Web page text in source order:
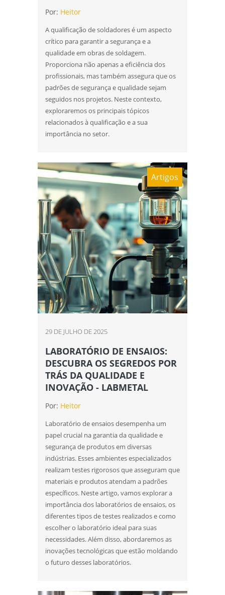
Por: Heitor
A qualificação de soldadores é um aspecto
crítico para garantir a segurança e a
qualidade em obras de soldagem.
Proporciona não apenas a eficiência dos
profissionais, mas também assegura que os
padrões de segurança e qualidade sejam
seguidos nos projetos. Neste contexto,
exploraremos os principais tópicos
relacionados à qualificação e a sua
importância no setor.
Artigos
29 DE JULHO DE 2025
LABORATÓRIO DE ENSAIOS:
DESCUBRA OS SEGREDOS POR
TRÁS DA QUALIDADE E
INOVAÇÃO - LABMETAL
Por: Heitor
Laboratório de ensaios desempenha um
papel crucial na garantia da qualidade e
segurança de produtos em diversas
indústrias. Esses ambientes especializados
realizam testes rigorosos que asseguram que
materiais e produtos atendam a padrões
específicos. Neste artigo, vamos explorar a
importância dos laboratórios de ensaios, os
diferentes tipos de testes realizados e como
escolher o laboratório ideal para suas
necessidades. Além disso, abordaremos as
inovações tecnológicas que estão moldando
o futuro desses laboratórios.